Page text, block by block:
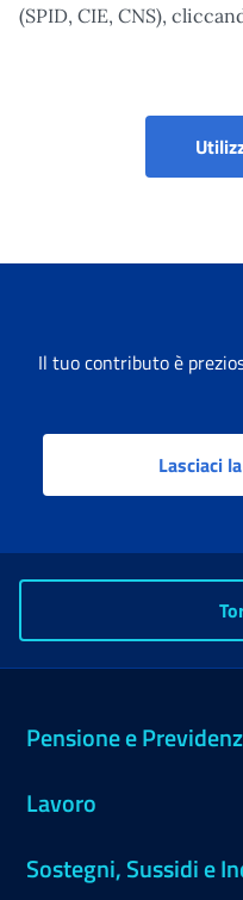
(SPID, CIE, CNS),
Il tuo contributo è
Lasciaci
Pensione e
Lavoro
Sostegni, Sussidi e